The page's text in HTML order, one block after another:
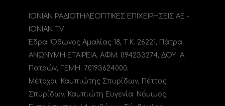
ΙΟΝΙΑΝ ΡΑΔΙΟΤΗΛΕΟΠΤΙΚΕΣ ΕΠΙΧΕΙΡΗΣΕΙΣ ΑΕ -
IONIAN TV
Έδρα: Όθωνος Αμαλίας 18, Τ.Κ. 26221, Πάτρα.
ΑΝΩΝΥΜΗ ΕΤΑΙΡΕΙΑ, ΑΦΜ: 094233274, ΔΟΥ: A
Πατρών, ΓΕΜΗ: 70193624000.
Μέτοχοι: Καμπιώτης Σπυρίδων, Πέττας
Σπυρίδων, Καμπιώτη Ευγενία. Νόμιμος